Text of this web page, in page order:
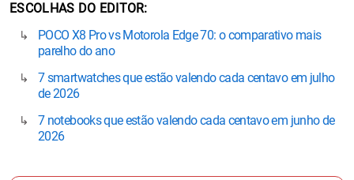
ESCOLHAS DO EDITOR
POCO X8 Pro vs Motorola Edge 70: o comparativo mais
parelho do ano
7 smartwatches que estão valendo cada centavo em julho
de 2026
7 notebooks que estão valendo cada centavo em junho de
2026